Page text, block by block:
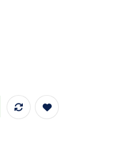
- 218535 mennyiség